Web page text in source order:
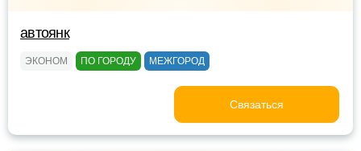
автоянк
ЭКОНОМ ПО ГОРОДУ МЕЖГОРОД
Связаться